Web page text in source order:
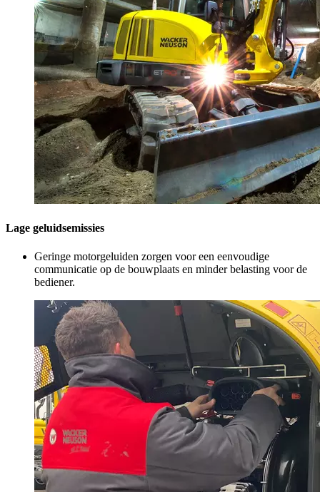
Lage geluidsemissies
Geringe motorgeluiden zorgen voor een eenvoudige
communicatie op de bouwplaats en minder belasting voor de
bediener.